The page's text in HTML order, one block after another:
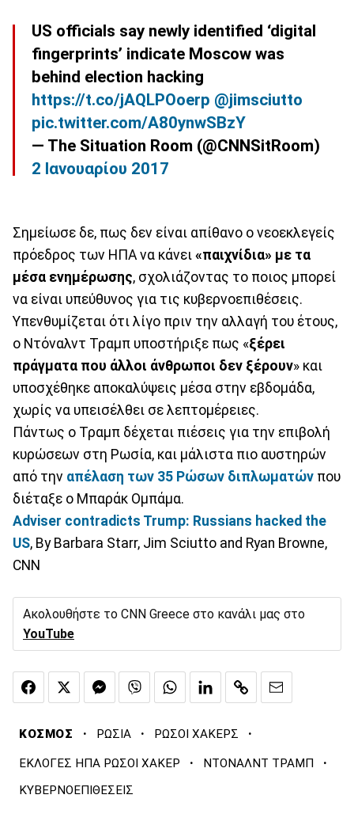
US officials say newly identified ‘digital
fingerprints’ indicate Moscow was
behind election hacking
https://t.co/jAQLPOoerp @jimsciutto
pic.twitter.com/A80ynwSBzY
— The Situation Room (@CNNSitRoom)
2 Ιανουαρίου 2017
Σημείωσε δε, πως δεν είναι απίθανο ο νεοεκλεγείς
πρόεδρος των ΗΠΑ να κάνει «παιχνίδια» με τα
μέσα ενημέρωσης, σχολιάζοντας το ποιος μπορεί
να είναι υπεύθυνος για τις κυβερνοεπιθέσεις.
Υπενθυμίζεται ότι λίγο πριν την αλλαγή του έτους,
ο Ντόναλντ Τραμπ υποστήριξε πως «ξέρει
πράγματα που άλλοι άνθρωποι δεν ξέρουν» και
υποσχέθηκε αποκαλύψεις μέσα στην εβδομάδα,
χωρίς να υπεισέλθει σε λεπτομέρειες.
Πάντως ο Τραμπ δέχεται πιέσεις για την επιβολή
κυρώσεων στη Ρωσία, και μάλιστα πιο αυστηρών
από την απέλαση των 35 Ρώσων διπλωματών που
διέταξε ο Μπαράκ Ομπάμα.
Adviser contradicts Trump: Russians hacked the
US, By Barbara Starr, Jim Sciutto and Ryan Browne,
CNN
Ακολουθήστε το CNN Greece στο κανάλι μας στο
YouTube
ΚΟΣΜΟΣ · ΡΩΣΙΑ · ΡΩΣΟΙ ΧΑΚΕΡΣ ·
ΕΚΛΟΓΕΣ ΗΠΑ ΡΩΣΟΙ ΧΑΚΕΡ · ΝΤΟΝΑΛΝΤ ΤΡΑΜΠ ·
ΚΥΒΕΡΝΟΕΠΙΘΕΣΕΙΣ